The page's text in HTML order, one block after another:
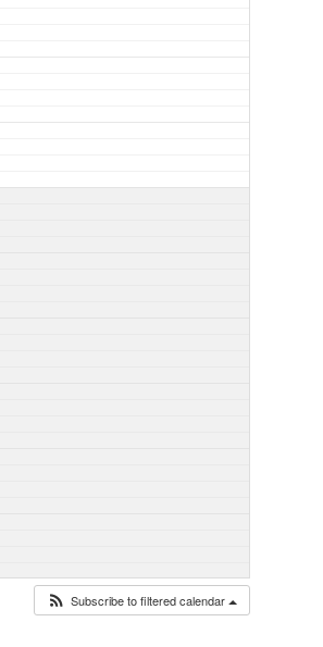
Subscribe to filtered calendar